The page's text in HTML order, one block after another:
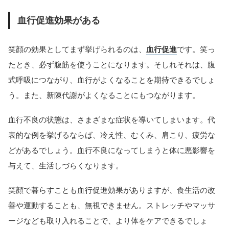
血行促進効果がある
笑顔の効果としてまず挙げられるのは、 血行促進です。笑っ
たとき、必ず腹筋を使うことになります。そしれそれは、腹
式呼吸につながり、血行がよくなることを期待できるでしょ
う。また、新陳代謝がよくなることにもつながります。
血行不良の状態は、さまざまな症状を導いてしまいます。代
表的な例を挙げるならば、冷え性、むくみ、肩こり、疲労な
どがあるでしょう。血行不良になってしまうと体に悪影響を
与えて、生活しづらくなります。
笑顔で暮らすことも血行促進効果がありますが、食生活の改
善や運動することも、無視できません。ストレッチやマッサ
ージなども取り入れることで、より体をケアできるでしょ